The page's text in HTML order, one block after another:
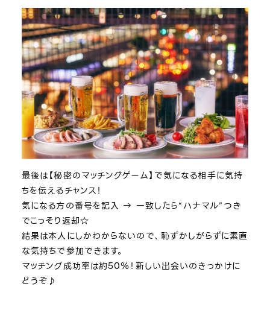
最後は【秘密のマッチングゲーム】で気になる相手に気持
ちを伝えるチャンス！
気になる方の番号を記入 → 一致したら“ハナマル”つき
でこっそり返却☆
結果は本人にしかわからないので、恥ずかしがらずに素直
な気持ちで参加できます。
マッチング成功率は約50％！新しい出会いのきっかけに
どうぞ♪